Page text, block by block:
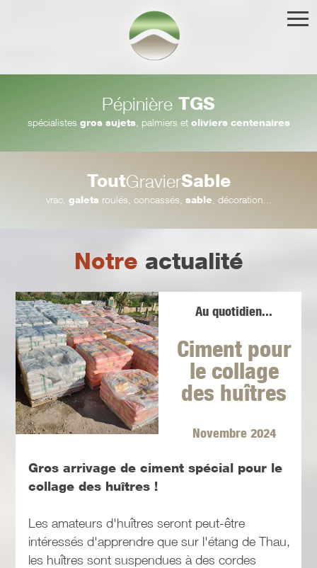
Pépinière TGS
spécialistes gros sujets, palmiers et oliviers centenaires
ToutGravierSable
vrac, galetsroulés, concassés, sable , décoration...
Notre actualité
Au quotidien...
Ciment pour
le collage
des huîtres
Novembre 2024
Gros arrivage de ciment spécial pour le
collage des huîtres !
Les amateurs d'huîtres seront peut-être
intéressés d'apprendre que sur l'étang de Thau,
les huîtres sont suspendues à des cordes